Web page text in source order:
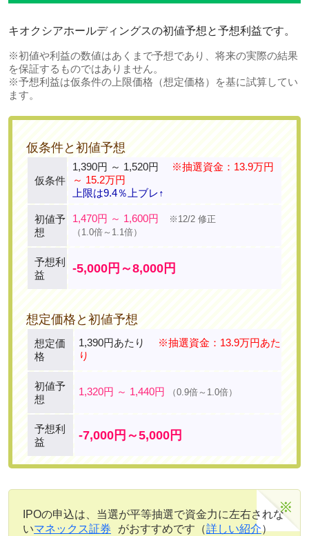
キオクシアホールディングスの初値予想と予想利益です。
※初値や利益の数値はあくまで予想であり、将来の実際の結果
を保証するものではありません。
※予想利益は仮条件の上限価格（想定価格）を基に試算してい
ます。
仮条件と初値予想
仮条件
1,390円 ～ 1,520円
※抽選資金：13.9万円
～ 15.2万円
上限は9.4％上ブレ↑
初値予
想
1,470円 ～ 1,600円
※12/2 修正
（1.0倍～1.1倍）
予想利
益
-5,000円～8,000円
想定価格と初値予想
想定価
格
1,390円あたり
※抽選資金：13.9万円あた
り
初値予
想
1,320円 ～ 1,440円 （0.9倍～1.0倍）
予想利
益
-7,000円～5,000円
IPOの申込は、当選が平等抽選で資金力に左右されな
いマネックス証券 がおすすめです（詳しい紹介）